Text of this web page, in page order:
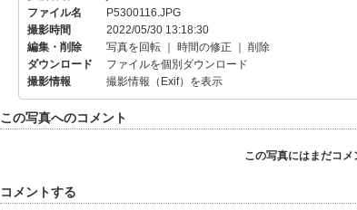
ファイル名
P5300116.JPG
撮影時間
2022/05/30 13:18:30
編集・削除
写真を回転 時間の修正
削除
ダウンロード
ファイルを個別ダウンロード
撮影情報
撮影情報（Exif）を表示
この写真へのコメント
この写真にはまだコメ
コメントする